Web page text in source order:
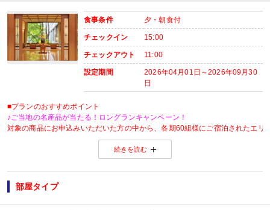
食事条件 夕・朝食付
チェックイン 15:00
チェックアウト 11:00
設定期間
2026年04月01日～2026年09月30
日
■プランのおすすめポイント
♪ご当地の名産品が当たる！ロングランキャンペーン！
対象の商品にお申込みいただいた方の中から、各期60組様にご宿泊されたエリ
※当選した方には各期終了後の翌月中旬頃にメールにてご連絡いたします。
当選した場合は、ご当地名産品発送のため、お客様の氏名・住所・電話番号
ご当地名産品発送以外の目的では使用いたしません。
※「＠nta.co.jp」よりメールをお送りいたしますので、ドメイン受信設定を
※
ご当地名産品キャンペーンサイト 詳しくはこちら
【連泊がお得♪】
２泊以上でお申し込みできる、お得なプランです。
続きを読む
部屋タイプ